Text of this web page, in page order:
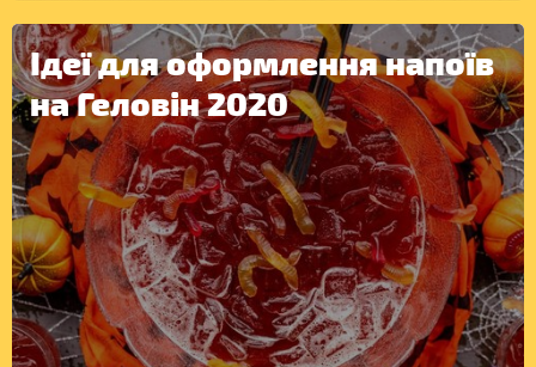
Ідеї для оформлення напоїв
на Геловін 2020